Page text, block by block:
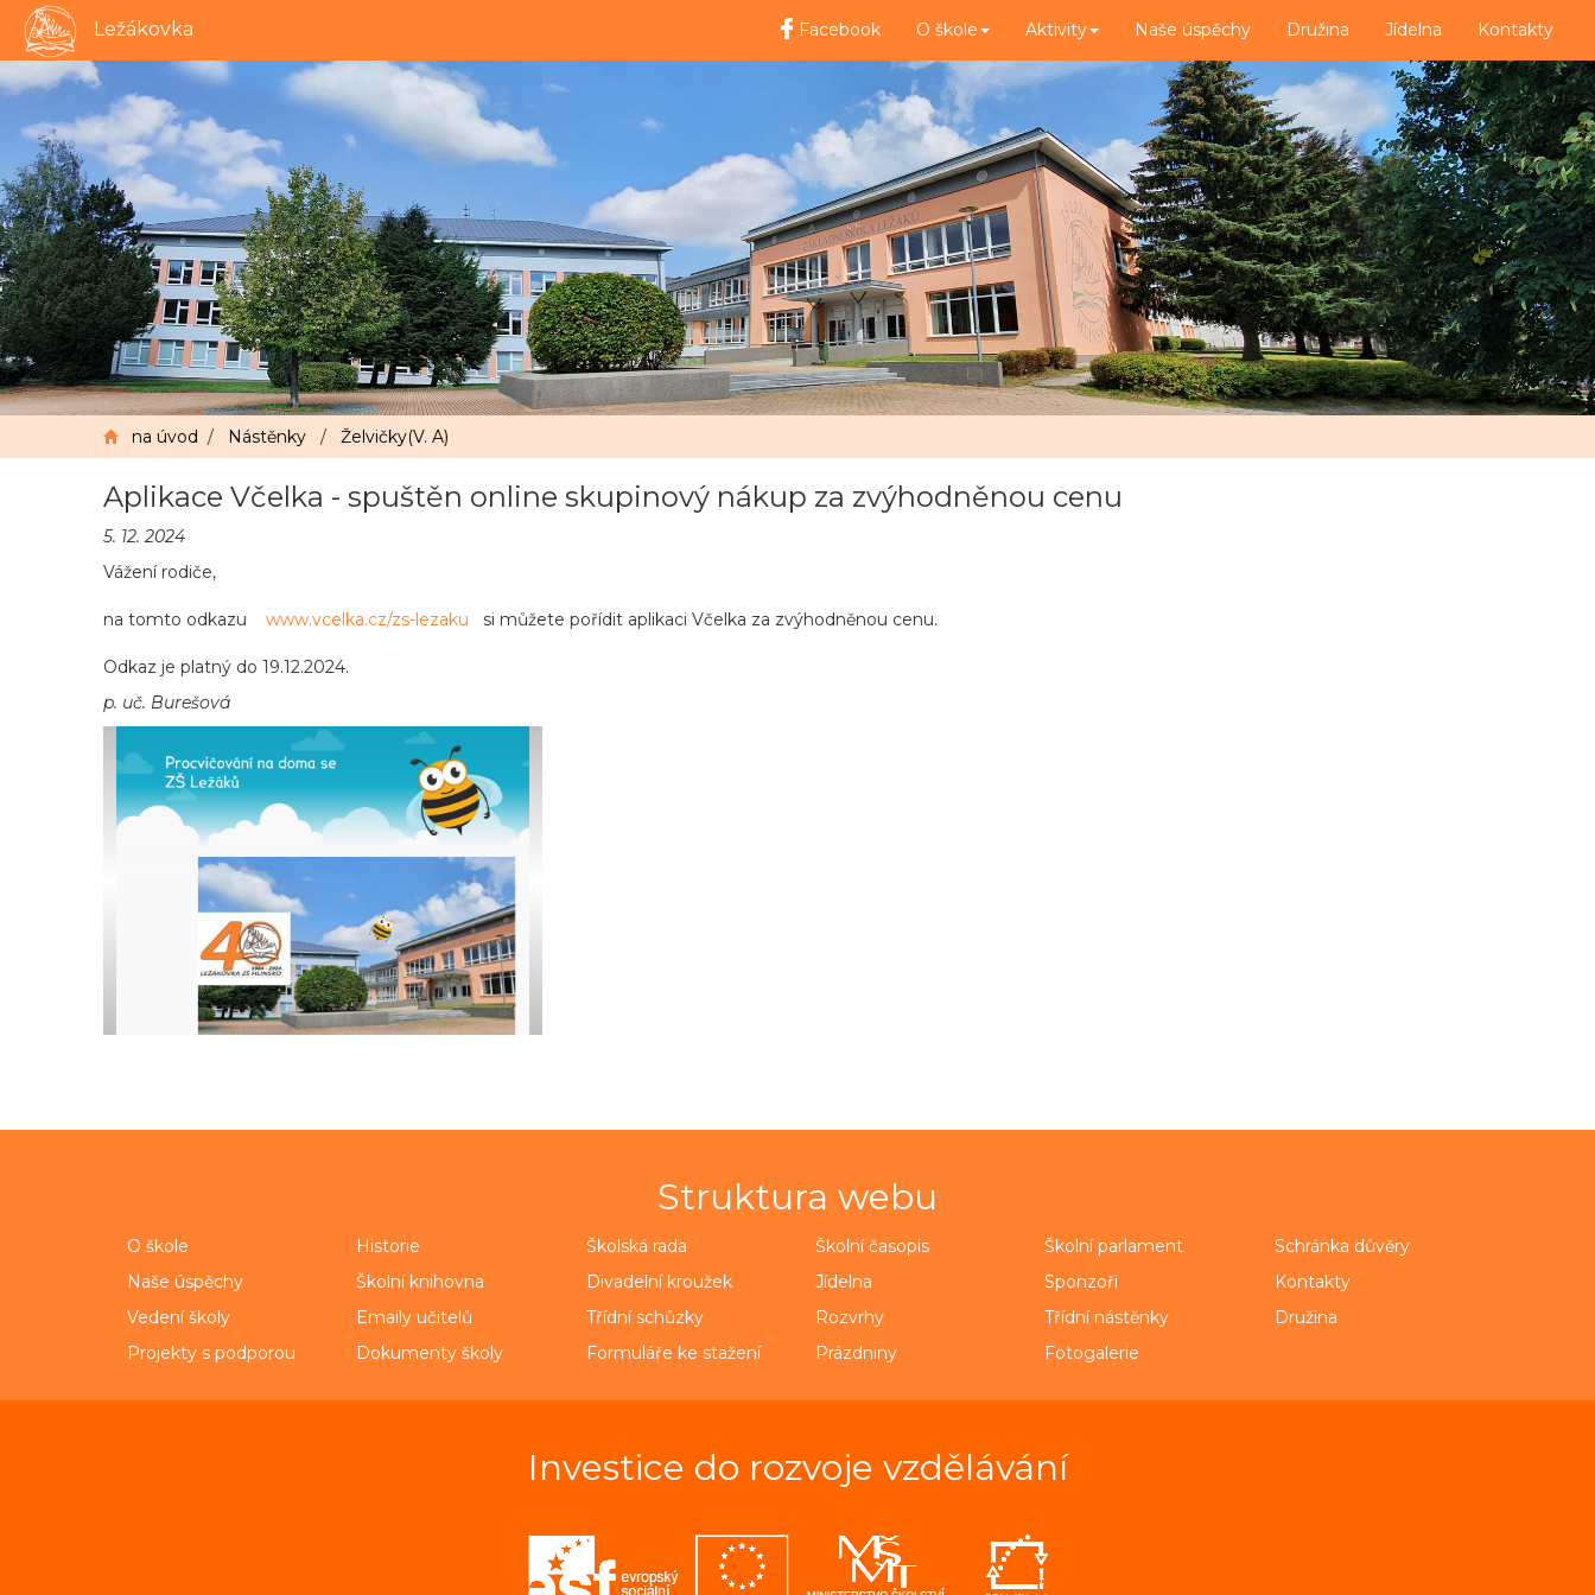
Ležákovka Facebook O škole Aktivity Naše úspěchy Družina Jídelna Kontakty
na úvod / Nástěnky / Želvičky(V. A)
Aplikace Včelka - spuštěn online skupinový nákup za zvýhodněnou cenu
5. 12. 2024
Vážení rodiče,
na tomto odkazu www.vcelka.cz/zs-lezaku si můžete pořídit aplikaci Včelka za zvýhodněnou cenu.
Odkaz je platný do 19.12.2024.
p. uč. Burešová
Struktura webu
O škole Historie Školská rada Školní časopis Školní parlament
Schránka důvěry
Naše úspěchy
Školní knihovna Divadelní kroužek Jídelna Sponzoři
Kontakty
Vedení školy
Emaily učitelů Třídní schůzky Rozvrhy Třídní nástěnky
Družina
Projekty s podporou
Dokumenty školy Formuláře ke stažení Prázdniny Fotogalerie
Investice do rozvoje vzdělávání